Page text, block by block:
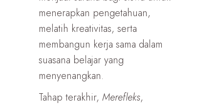
menerapkan pengetahuan,
melatih kreativitas, serta
membangun kerja sama dalam
suasana belajar yang
menyenangkan.
Tahap terakhir, Merefleks,